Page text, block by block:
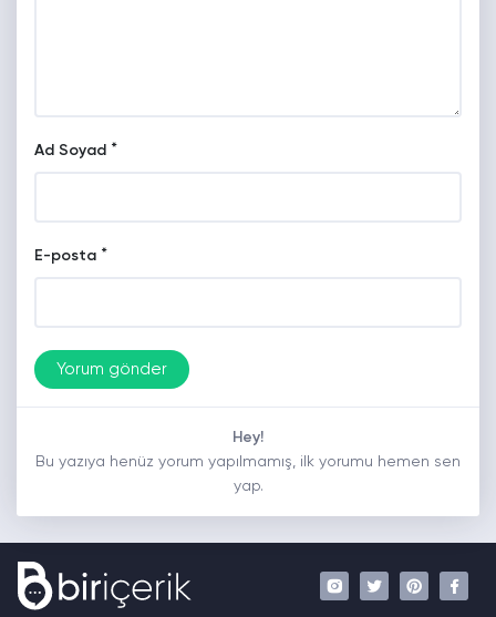
Ad Soyad *
E-posta *
Hey!
Bu yazıya henüz yorum yapılmamış, ilk yorumu hemen sen
yap.